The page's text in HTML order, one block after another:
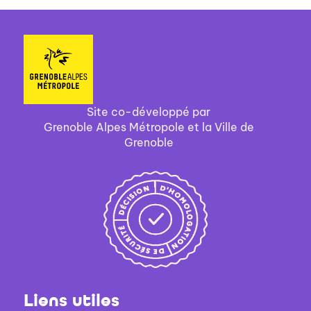
"signet plein" à côté de l'intitulé "Favoris et listes"
Cliquez sur le bouton "Supprimer le favori" pour
Site co-développé par
Grenoble Alpes Métropole et la Ville de
Grenoble
Liens utiles